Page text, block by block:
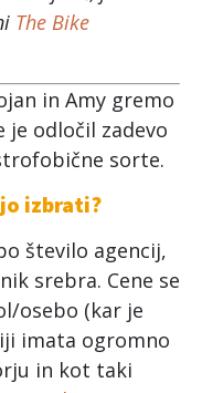
The Bike
in Amy gremo
je odločil zadevo
sorte.
izbrati?
število agencij,
srebra. Cene se
osebo (kar je
imata ogromno
in kot taki